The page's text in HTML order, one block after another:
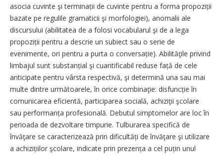
asocia cuvinte şi terminații de cuvinte pentru a forma propoziții
bazate pe regulile gramaticii şi morfologiei), anomalii ale
discursului (abilitatea de a folosi vocabularul şi de a lega
propoziții pentru a descrie un subiect sau o serie de
evenimente, ori pentru a purta o conversație). Abilităţile privind
limbajul sunt substanțial şi cuantificabil reduse față de cele
anticipate pentru vârsta respectivă, şi determină una sau mai
multe dintre următoarele, în orice combinaţie: disfuncție în
comunicarea eficientă, participarea socială, achiziţii şcolare
sau performanța profesională. Debutul simptomelor are loc în
perioada de dezvoltare timpurie. Tulburarea specifică de
învăţare se caracterizează prin dificultăți de învăţare şi utilizare
a achizițiilor şcolare, indicate prin prezența a cel puțin unul